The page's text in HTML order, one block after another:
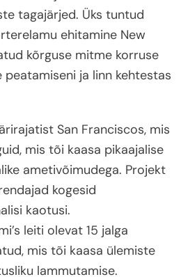
tagajärjed. Üks tuntud
ehitamine New
kõrguse mitme korruse
peatamiseni ja linn kehtestas
San Franciscos, mis
mis tõi kaasa pikaajalise
ametivõimudega. Projekt
kogesid
kaotusi.
leiti olevat 15 jalga
mis tõi kaasa ülemiste
lammutamise.